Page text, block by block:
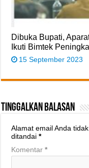
Dibuka Bupati,
Ikuti Bimtek
15 September 2023
Tinggalkan Balasan
Alamat email Anda
ditandai*
Komentar*